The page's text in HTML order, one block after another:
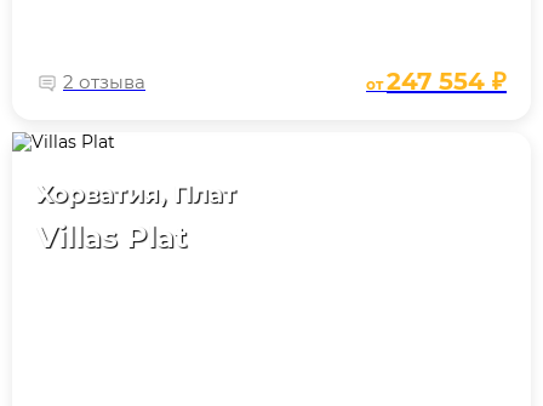
2 отзыва от247 554 ₽
Хорватия, Плат
Villas Plat